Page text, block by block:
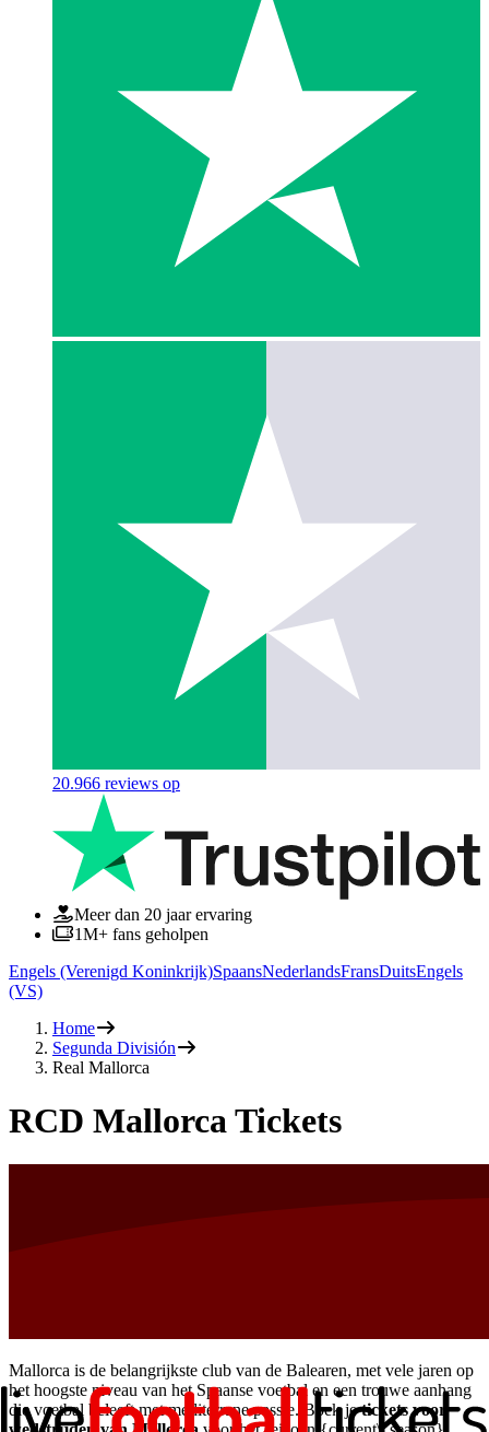
20.966 reviews op
Meer dan 20 jaar ervaring
1M+ fans geholpen
Engels (Verenigd Koninkrijk)SpaansNederlandsFransDuitsEngels
(VS)
Home
Segunda División
Real Mallorca
RCD Mallorca Tickets
Mallorca is de belangrijkste club van de Balearen, met vele jaren op
het hoogste niveau van het Spaanse voetbal en een trouwe aanhang
die voetbal beleeft met mediterrane passie. Boek jetickets voor